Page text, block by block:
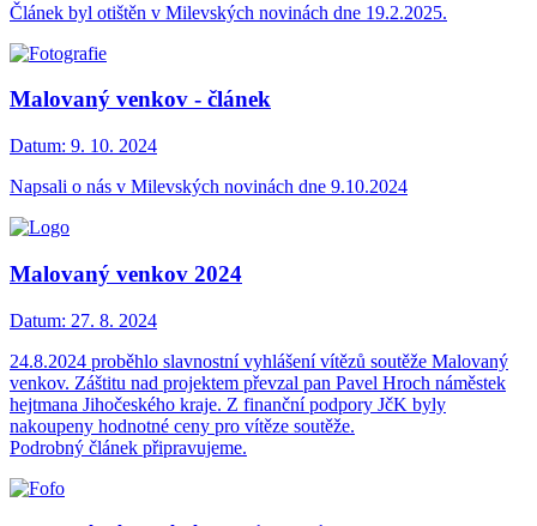
Článek byl otištěn v Milevských novinách dne 19.2.2025.
Malovaný venkov - článek
Datum: 9. 10. 2024
Napsali o nás v Milevských novinách dne 9.10.2024
Malovaný venkov 2024
Datum: 27. 8. 2024
24.8.2024 proběhlo slavnostní vyhlášení vítězů soutěže Malovaný
venkov. Záštitu nad projektem převzal pan Pavel Hroch náměstek
hejtmana Jihočeského kraje. Z finanční podpory JčK byly
nakoupeny hodnotné ceny pro vítěze soutěže.
Podrobný článek připravujeme.